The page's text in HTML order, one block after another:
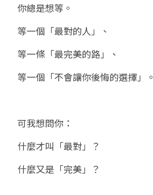
你總是想等。
等一個「最對的人」、
等一條「最完美的路」、
等一個「不會讓你後悔的選擇」。
可我想問你：
什麼才叫「最對」？
什麼又是「完美」？